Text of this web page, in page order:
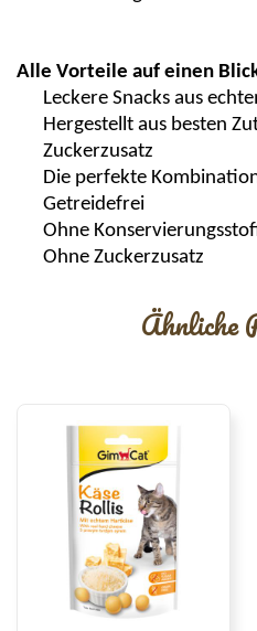
Alle Vorteile auf einen
Leckere Snacks aus
Hergestellt aus besten
Zuckerzusatz
Die perfekte
Getreidefrei
Ohne
Ohne Zuckerzusatz
Ähnliche